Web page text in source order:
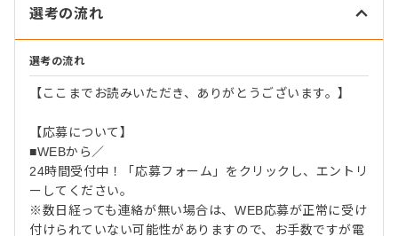
選考の流れ
選考の流れ
【ここまでお読みいただき、ありがとうございます。】
【応募について】
■WEBから／
24時間受付中！「応募フォーム」をクリックし、エントリ
ーしてください。
※数日経っても連絡が無い場合は、WEB応募が正常に受け
付けられていない可能性がありますので、お手数ですが電